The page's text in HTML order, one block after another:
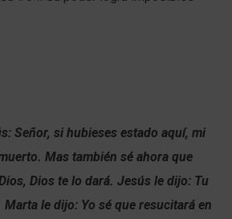
Señor, si hubieses estado aquí, mi
Mas también sé ahora que
Dios te lo dará. Jesús le dijo: Tu
le dijo: Yo sé que resucitará en